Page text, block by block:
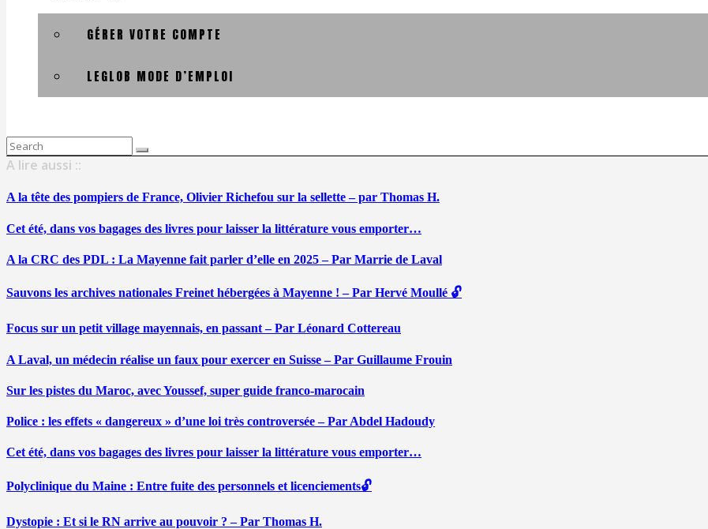
GÉRER VOTRE COMPTE
LEGLOB MODE D’EMPLOI
Search
for:
A lire aussi ::
A la tête des pompiers de France, Olivier Richefou sur la sellette – par Thomas H.
Cet été, dans vos bagages des livres pour laisser la littérature vous emporter…
A la CRC des PDL : La Mayenne fait parler d’elle en 2025 – Par Marrie de Laval
Sauvons les archives nationales Freinet hébergées à Mayenne ! – Par Hervé Moullé 🔓
Focus sur un petit village mayennais, en passant – Par Léonard Cottereau
A Laval, un médecin réalise un faux pour exercer en Suisse – Par Guillaume Frouin
Sur les pistes du Maroc, avec Youssef, super guide franco-marocain
Police : les effets « dangereux » d’une loi très controversée – Par Abdel Hadoudy
Cet été, dans vos bagages des livres pour laisser la littérature vous emporter…
Polyclinique du Maine : Entre fuite des personnels et licenciements🔓
Dystopie : Et si le RN arrive au pouvoir ? – Par Thomas H.